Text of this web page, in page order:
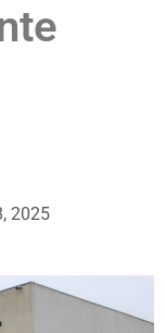
2025